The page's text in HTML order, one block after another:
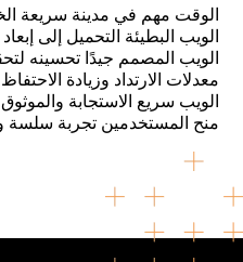
الوقت مهم في مدينة سريعة
الويب البطيئة التحميل إلى
الويب المصمم جيدًا تحسينه
معدلات الارتداد وزيادة
الويب سريع الاستجابة
منح المستخدمين تجربة سلسة